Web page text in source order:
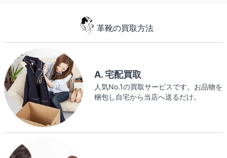
革靴の買取方法
A. 宅配買取
人気No.1の買取サービスです。お品物を
梱包し自宅から当店へ送るだけ。